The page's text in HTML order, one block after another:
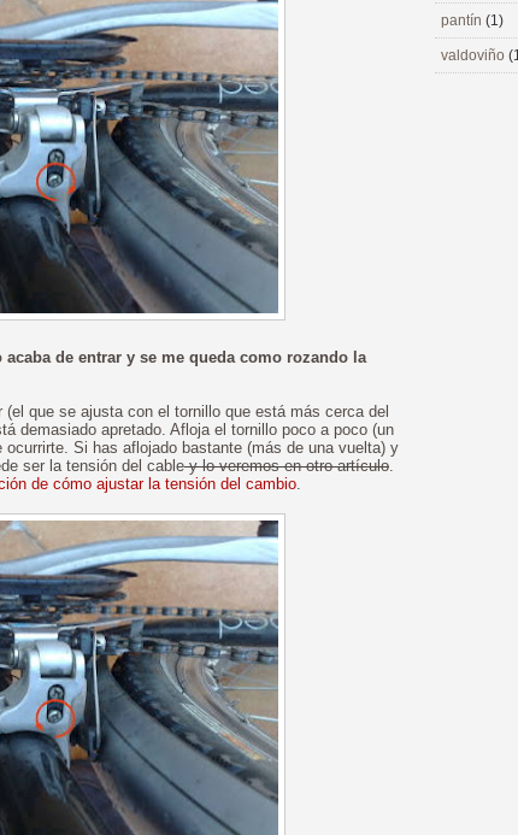
de entrar y se me queda como rozando la
que se ajusta con el tornillo que está más cerca del
demasiado apretado. Afloja el tornillo poco a poco (un
Si has aflojado bastante (más de una vuelta) y
ser la tensión del cabley lo veremos en otro artículo.
de cómo ajustar la tensión del cambio.
pantín (1)
valdoviño